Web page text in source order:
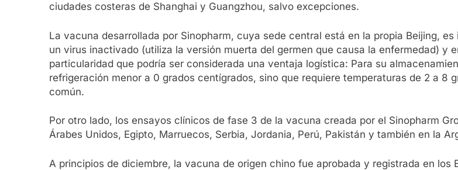
ciudades costeras de Shanghai y Guangzhou, salvo excepciones.
La vacuna desarrollada por Sinopharm, cuya sede central está en la propia Beijing,
un virus inactivado (utiliza la versión muerta del germen que causa la enfermedad) y
particularidad que podría ser considerada una ventaja logística: Para su
refrigeración menor a 0 grados centígrados, sino que requiere temperaturas de 2 a 8
común.
Por otro lado, los ensayos clínicos de fase 3 de la vacuna creada por el Sinopharm
Árabes Unidos, Egipto, Marruecos, Serbia, Jordania, Perú, Pakistán y también en la
A principios de diciembre, la vacuna de origen chino fue aprobada y registrada en los